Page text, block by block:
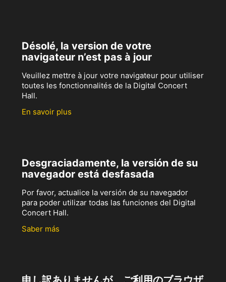
Désolé, la version de votre
navigateur n’est pas à jour
Veuillez mettre à jour votre navigateur pour utiliser
toutes les fonctionnalités de la Digital Concert
Hall.
En savoir plus
Desgraciadamente, la versión de su
navegador está desfasada
Por favor, actualice la versión de su navegador
para poder utilizar todas las funciones del Digital
Concert Hall.
Saber más